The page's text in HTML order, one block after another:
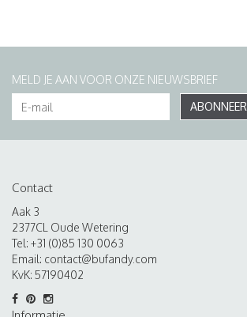
MELD JE AAN VOOR ONZE NIEUWSBRIEF
ABONNEER
Contact
Aak 3
2377CL Oude Wetering
Tel: +31 (0)85 130 0063
Email: contact@bufandy.com
KvK: 57190402